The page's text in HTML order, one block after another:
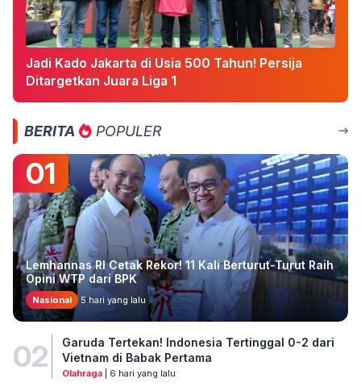
Jadi Kado Jakarta di Usia 500 Tahun! Persija
Ditargetkan Juara Liga 1
BERITA POPULER
01
Lemhannas RI Cetak Rekor! 11 Kali Berturut-Turut Raih
Opini WTP dari BPK
Nasional 5 hari yang lalu
02
Garuda Tertekan! Indonesia Tertinggal 0-2 dari
Vietnam di Babak Pertama
Olahraga| 6 hari yang lalu